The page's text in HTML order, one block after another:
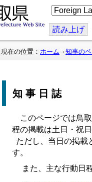
こ
の
ジ
を
翻
読み上げ
現在の位置： ホーム 知事の
知事日誌
このページでは鳥取
程の掲載は土日・祝
ただし、当日の掲載
す。
また、主な行動日